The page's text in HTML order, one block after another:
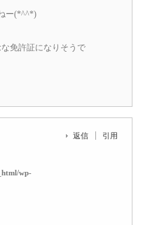
ー(*^^*)
免許証になりそうで
wp-
返信 引用